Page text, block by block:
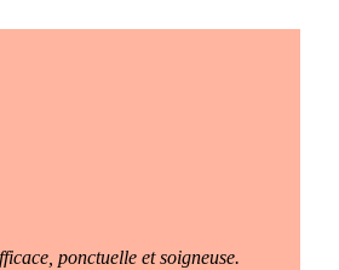
ponctuelle et soigneuse.